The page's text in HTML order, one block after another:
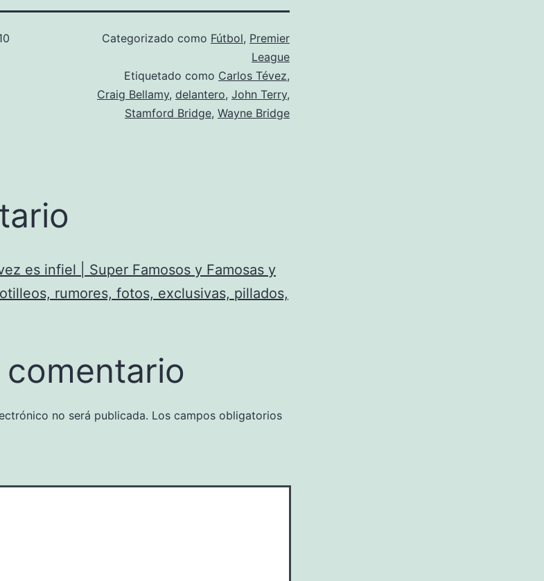
Categorizado como Fútbol, Premier
League
Etiquetado como Carlos Tévez,
Craig Bellamy, delantero, John Terry,
Stamford Bridge, Wayne Bridge
es infiel | Super Famosos y Famosas y
rumores, fotos, exclusivas, pillados,
comentario
no será publicada. Los campos obligatorios